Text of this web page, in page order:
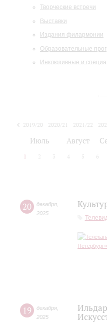
Творческие встречи
Выставки
Издания филармонии
Образовательные
Инклюзивные и
2019/20 2020/21 2021/22
Июль Август
1 2 3 4 5 6
20 декабря
2025
19 декабря
2025